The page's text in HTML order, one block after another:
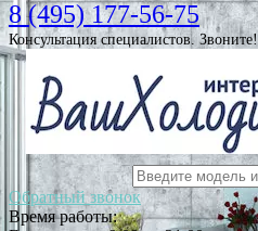
8 (495) 177-56-75
Консультация специалистов. Звоните!
Обратный звонок
Время работы: